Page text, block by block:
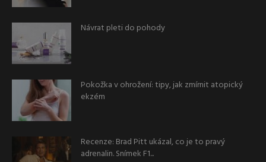
Návrat pleti do pohody
Pokožka v ohrožení: tipy, jak zmírnit atopický
ekzém
Recenze: Brad Pitt ukázal, co je to pravý
adrenalin. Snímek F1...